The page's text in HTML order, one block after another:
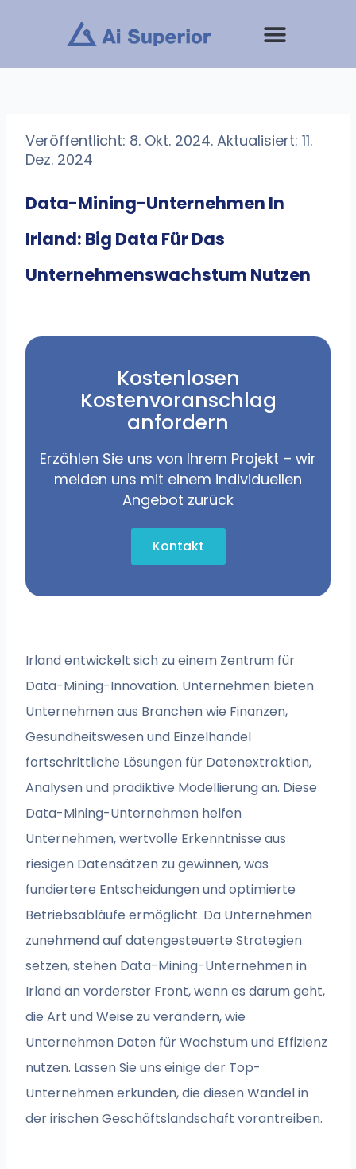
Veröffentlicht: 8. Okt. 2024. Aktualisiert: 11.
Dez. 2024
Data-Mining-Unternehmen In
Irland: Big Data Für Das
Unternehmenswachstum Nutzen
Kostenlosen
Kostenvoranschlag
anfordern
Erzählen Sie uns von Ihrem Projekt – wir
melden uns mit einem individuellen
Angebot zurück
Kontakt
Irland entwickelt sich zu einem Zentrum für
Data-Mining-Innovation. Unternehmen bieten
Unternehmen aus Branchen wie Finanzen,
Gesundheitswesen und Einzelhandel
fortschrittliche Lösungen für Datenextraktion,
Analysen und prädiktive Modellierung an. Diese
Data-Mining-Unternehmen helfen
Unternehmen, wertvolle Erkenntnisse aus
riesigen Datensätzen zu gewinnen, was
fundiertere Entscheidungen und optimierte
Betriebsabläufe ermöglicht. Da Unternehmen
zunehmend auf datengesteuerte Strategien
setzen, stehen Data-Mining-Unternehmen in
Irland an vorderster Front, wenn es darum geht,
die Art und Weise zu verändern, wie
Unternehmen Daten für Wachstum und Effizienz
nutzen. Lassen Sie uns einige der Top-
Unternehmen erkunden, die diesen Wandel in
der irischen Geschäftslandschaft vorantreiben.